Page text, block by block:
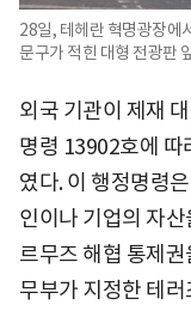
28일, 테헤란 혁명광장에
문구가 적힌 대형 전광판
외국 기관이 제재
명령 13902호에 따
였다. 이 행정명령
인이나 기업의 자
르무즈 해협 통제
무부가 지정한 테